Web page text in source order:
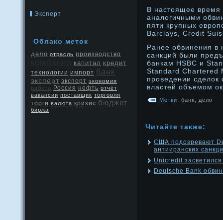
Эксперт
Облако меток
дело отрасль производство
капитал кредит
технологии импорт банк
эксперт экспорт экономия
работа
Россия нефть отчёт
вакансии поставщик торговля
торги валюта кризис бюджет
биржа
В настоящее время
аналогичными
пяти крупных
Barclays, Credit
Ранее обвинения в
санкций были
банкам HSBC и
Standard
проведении сделок
властей объемом
Метки: банк дело
Читайте также:
США подозревают
антииранских
Unicredit
Deutsche Bank